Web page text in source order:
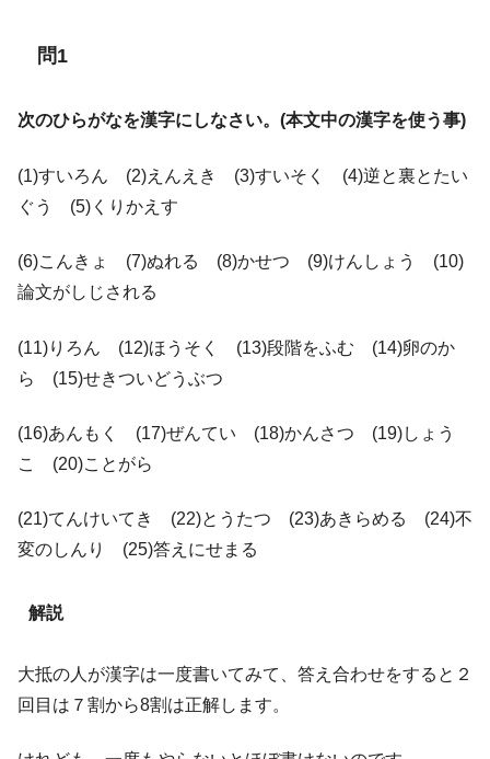
問1
次のひらがなを漢字にしなさい。(本文中の漢字を使う事)
(1)すいろん (2)えんえき (3)すいそく (4)逆と裏とたい
ぐう (5)くりかえす
(6)こんきょ (7)ぬれる (8)かせつ (9)けんしょう (10)
論文がしじされる
(11)りろん (12)ほうそく (13)段階をふむ (14)卵のか
ら (15)せきついどうぶつ
(16)あんもく (17)ぜんてい (18)かんさつ (19)しょう
こ (20)ことがら
(21)てんけいてき (22)とうたつ (23)あきらめる (24)不
変のしんり (25)答えにせまる
解説
大抵の人が漢字は一度書いてみて、答え合わせをすると２
回目は７割から8割は正解します。